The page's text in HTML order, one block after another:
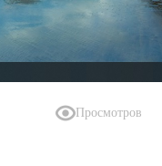
Просмотров